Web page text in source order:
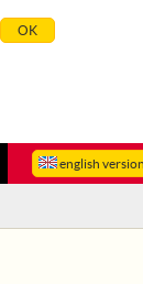
english version